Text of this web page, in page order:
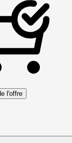
l'offre